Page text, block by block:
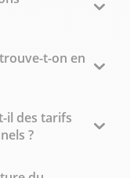
t-on en
il des tarifs
?